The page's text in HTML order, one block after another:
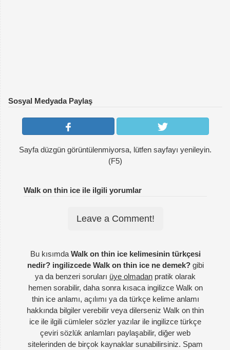
Sosyal Medyada Paylaş
Sayfa düzgün görüntülenmiyorsa, lütfen sayfayı yenileyin.
(F5)
Walk on thin ice ile ilgili yorumlar
Leave a Comment!
Bu kısımda Walk on thin ice kelimesinin türkçesi
nedir? ingilizcede Walk on thin ice ne demek?gibi
ya da benzeri soruları üye olmadan pratik olarak
hemen sorabilir, daha sonra kısaca ingilizce Walk on
thin ice anlamı, açılımı ya da türkçe kelime anlamı
hakkında bilgiler verebilir veya dilerseniz Walk on thin
ice ile ilgili cümleler sözler yazılar ile ingilizce türkçe
çeviri sözlük anlamları paylaşabilir, diğer web
sitelerinden de birçok kaynaklar sunabilirsiniz. Spam